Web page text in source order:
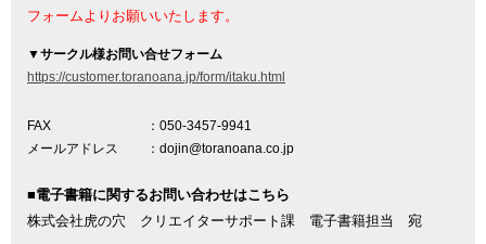
フォームよりお願いいたします。
▼サークル様お問い合せフォーム
https://customer.toranoana.jp/form/itaku.html
FAX
：050-3457-9941
メールアドレス
：dojin@toranoana.co.jp
■電子書籍に関するお問い合わせはこちら
株式会社虎の穴 クリエイターサポート課 電子書籍担当 宛